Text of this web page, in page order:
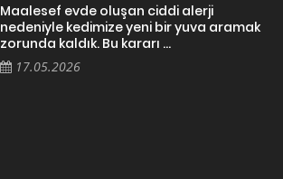
Maalesef evde oluşan ciddi alerji
nedeniyle kedimize yeni bir yuva aramak
zorunda kaldık. Bu kararı ...
17.05.2026